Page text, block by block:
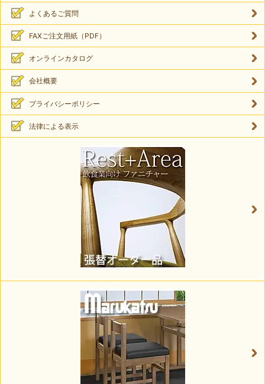
よくあるご質問
FAXご注文用紙（PDF）
オンラインカタログ
会社概要
プライバシーポリシー
法律による表示